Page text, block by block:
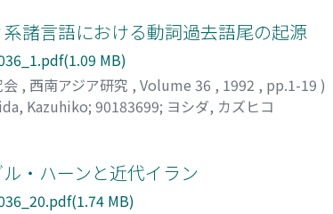
諸言語における動詞過去語尾の起源
MB)
会 , 西南アジア研究 , Volume 36 , 1992 , pp.1-19 )
Kazuhiko; 90183699; ヨシダ, カズヒコ
・ハーンと近代イラン
MB)